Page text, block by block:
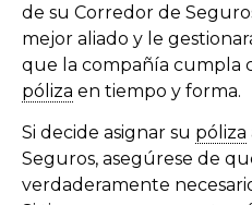
de su Corredor de
mejor aliado y le
que la compañía cumpla
póliza en tiempo y forma.
Si decide asignar su póliza
Seguros, asegúrese de
verdaderamente